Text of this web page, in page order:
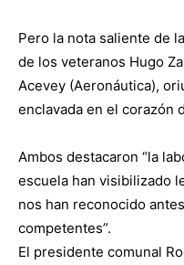
Pero la nota saliente de
de los veteranos Hugo
Acevey (Aeronáutica),
enclavada en el corazón
Ambos destacaron “la
escuela han visibilizado
nos han reconocido
competentes”.
El presidente comunal